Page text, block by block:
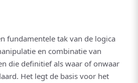
fundamentele tak van de logica
en combinatie van
die definitief als waar of onwaar
Het legt de basis voor het